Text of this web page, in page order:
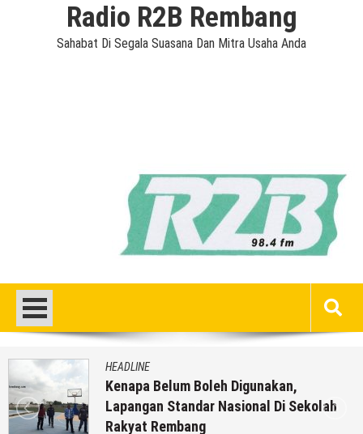
Radio R2B Rembang
Sahabat Di Segala Suasana Dan Mitra Usaha Anda
HEADLINE
Kenapa Belum Boleh Digunakan,
Lapangan Standar Nasional Di Sekolah
Rakyat Rembang